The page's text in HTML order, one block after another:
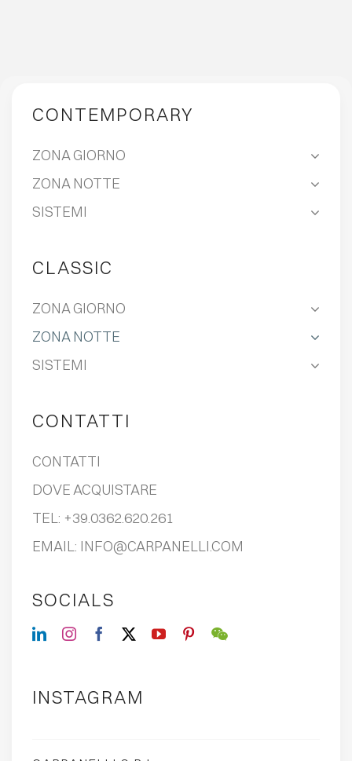
CONTEMPORARY
ZONA GIORNO
ZONA NOTTE
SISTEMI
CLASSIC
ZONA GIORNO
ZONA NOTTE
SISTEMI
CONTATTI
CONTATTI
DOVE ACQUISTARE
TEL: +39.0362.620.261
EMAIL: INFO@CARPANELLI.COM
SOCIALS
INSTAGRAM